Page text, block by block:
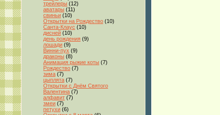
трейлеры (12)
аватары (11)
свиньи (10)
Открытки на Рождество (10)
Санта-Клаус (10)
дисней (10)
день рождения (9)
лошади (9)
Винни-пух (9)
драконы (8)
Анимация рыжие коты (7)
Рождество (7)
зима (7)
цыплята (7)
Открытки с Днём Святого
Валентина (7)
алфавит (7)
змеи (7)
петухи (6)